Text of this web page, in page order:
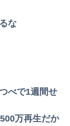
な
べで1週間せ
万再生だか